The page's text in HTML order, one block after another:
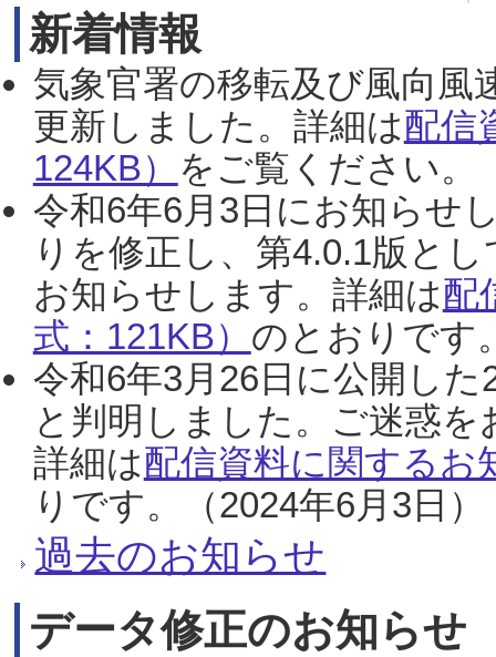
新着情報
気象官署の移転及び風向風
更新しました。詳細は配信
124KB） をご覧ください。
令和6年6月3日にお知らせ
りを修正し、第4.0.1版と
お知らせします。詳細は配
式：121KB） のとおりです
令和6年3月26日に公開し
と判明しました。ご迷惑
詳細は配信資料に関するお
りです。（2024年6月3日）
過去のお知らせ
データ修正のお知らせ